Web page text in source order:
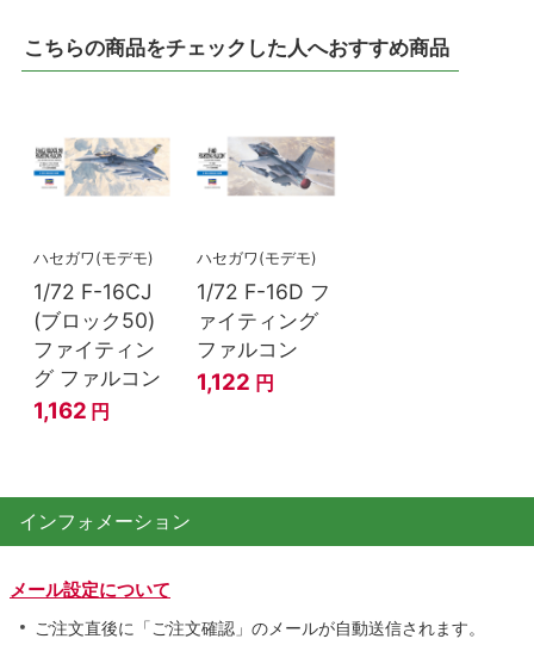
こちらの商品をチェックした人へおすすめ商品
ハセガワ(モデモ)
1/72 F-16CJ
(ブロック50)
ファイティン
グ ファルコン
1,162 円
ハセガワ(モデモ)
1/72 F-16D フ
ァイティング
ファルコン
1,122 円
インフォメーション
メール設定について
ご注文直後に「ご注文確認」のメールが自動送信されます。